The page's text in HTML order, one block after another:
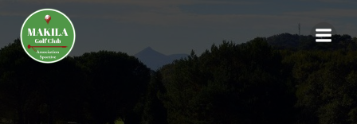
contenu